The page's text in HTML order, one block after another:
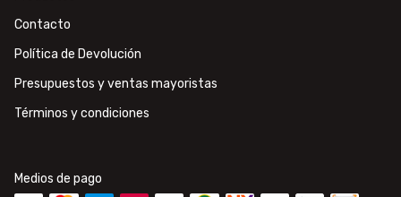
Contacto
Política de Devolución
Presupuestos y ventas mayoristas
Términos y condiciones
Medios de pago